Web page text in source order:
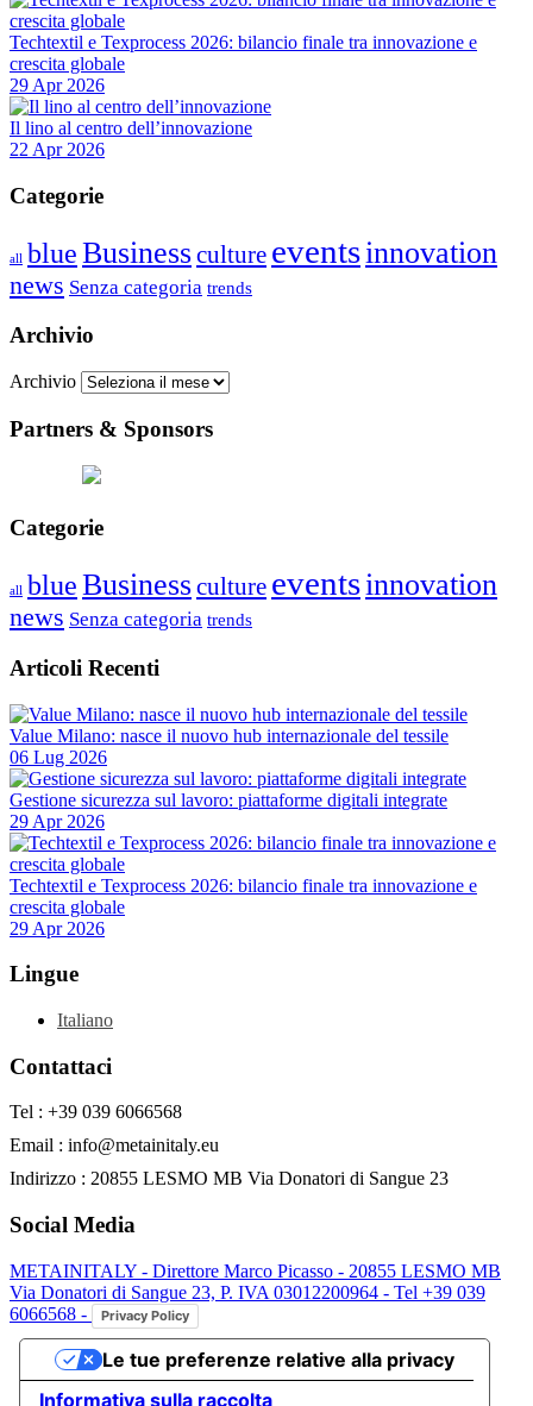
Techtextil e Texprocess 2026: bilancio finale tra innovazione e
crescita globale
29 Apr 2026
Il lino al centro dell’innovazione
22 Apr 2026
Categorie
all blueBusinessculture eventsinnovation
news Senza categoria trends
Archivio
Archivio
Partners & Sponsors
Categorie
all blueBusinessculture eventsinnovation
news Senza categoria trends
Articoli Recenti
Value Milano: nasce il nuovo hub internazionale del tessile
06 Lug 2026
Gestione sicurezza sul lavoro: piattaforme digitali integrate
29 Apr 2026
Techtextil e Texprocess 2026: bilancio finale tra innovazione e
crescita globale
29 Apr 2026
Lingue
Italiano
Contattaci
Tel : +39 039 6066568
Email : info@metainitaly.eu
Indirizzo : 20855 LESMO MB Via Donatori di Sangue 23
Social Media
METAINITALY - Direttore Marco Picasso - 20855 LESMO MB
Via Donatori di Sangue 23, P. IVA 03012200964 - Tel +39 039
6066568 -
Privacy Policy
Informativa sulla raccolta
Le tue preferenze relative alla privacy